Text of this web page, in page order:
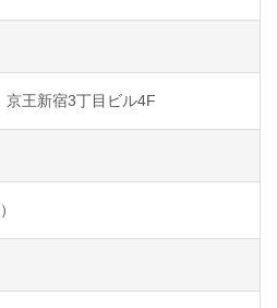
王新宿3丁目ビル4F